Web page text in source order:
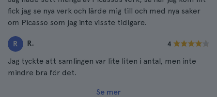
fick jag se nya verk och lärde mig till och med nya saker
om Picasso som jag inte visste tidigare.
R R. 4
Jag tyckte att samlingen var lite liten i antal, men inte
mindre bra för det.
Se mer